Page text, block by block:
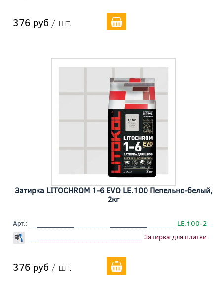
376 руб / шт.
Затирка LITOCHROM 1-6 EVO LE.100 Пепельно-белый,
2кг
Арт.:
LE.100-2
Затирка для плитки
376 руб / шт.